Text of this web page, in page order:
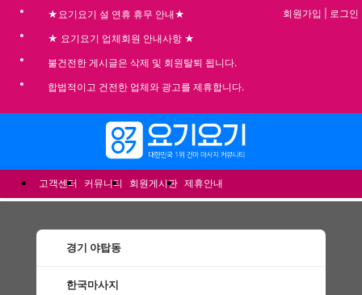
★요기요기 설 연휴 휴무 안내★
★ 요기요기 업체회원 안내사항 ★
불건전한 게시글은 삭제 및 회원탈퇴 됩니다.
합법적이고 건전한 업체와 광고를 제휴합니다.
회원가입 로그인
고객센터 커뮤니티 회원게시판 제휴안내
경기 야탑동
한국마사지